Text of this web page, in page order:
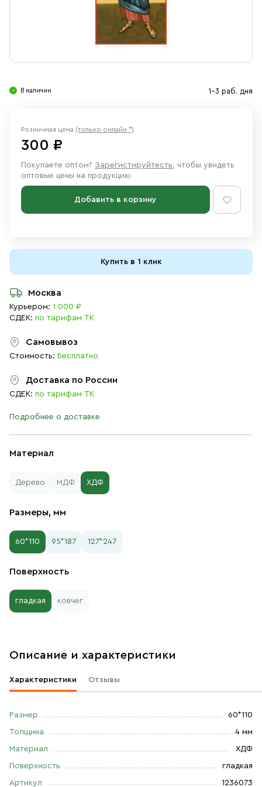
В наличии 1-3 раб. дня
Материал
Дерево МДФ ХДФ
Размеры, мм
60*110 95*187 127*247
Поверхность
гладкая ковчег
Розничная цена (только онлайн *)
300 ₽
Покупаете оптом? Зарегистируйтесть, чтобы увидеть
оптовые цены на продукцию
Добавить в корзину
Купить в 1 клик
Москва
Курьером: 1 000 ₽
СДЕК: по тарифам ТК
Самовывоз
Стоимость: Бесплатно
Доставка по России
СДЕК: по тарифам ТК
Подробнее о доставке
Описание и характеристики
Характеристики Отзывы
Размер 60*110
Толщина 4 мм
Материал ХДФ
Поверхность гладкая
Артикул 1236073